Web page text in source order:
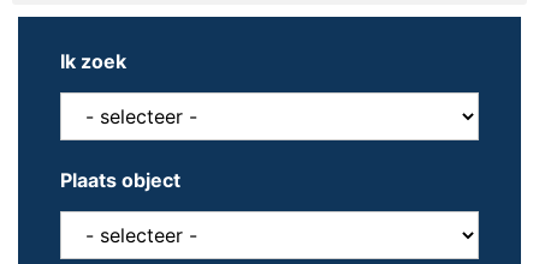
Ik zoek
Plaats object